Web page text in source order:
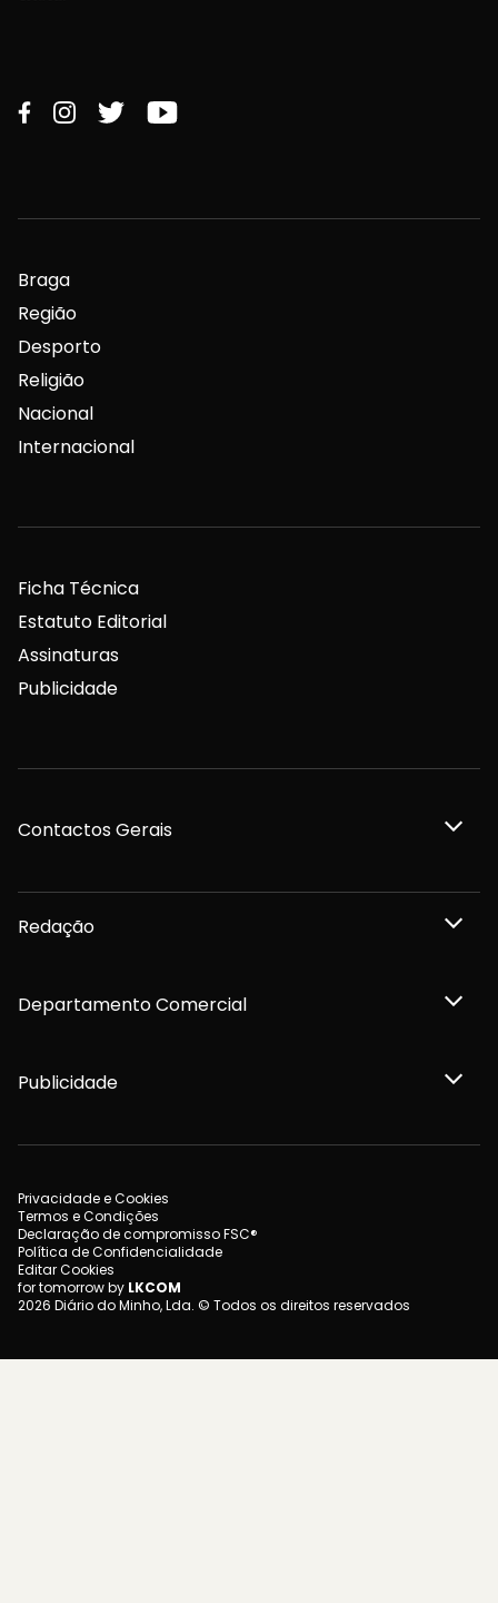
Braga
Região
Desporto
Religião
Nacional
Internacional
Ficha Técnica
Estatuto Editorial
Assinaturas
Publicidade
Contactos Gerais
Redação
Departamento Comercial
Publicidade
Privacidade e Cookies
Termos e Condições
Declaração de compromisso FSC®
Política de Confidencialidade
Editar Cookies
for tomorrow by LKCOM
2026 Diário do Minho, Lda. © Todos os direitos reservados